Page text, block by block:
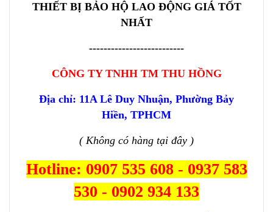
THIẾT BỊ BẢO HỘ LAO ĐỘNG GIÁ TỐT
NHẤT
--------------------------
CÔNG TY TNHH TM THU HỒNG
Địa chỉ: 11A Lê Duy Nhuận, Phường Bảy
Hiền, TPHCM
( Không có hàng tại đây )
Hotline: 0907 535 608 - 0937 583
530 - 0902 934 133